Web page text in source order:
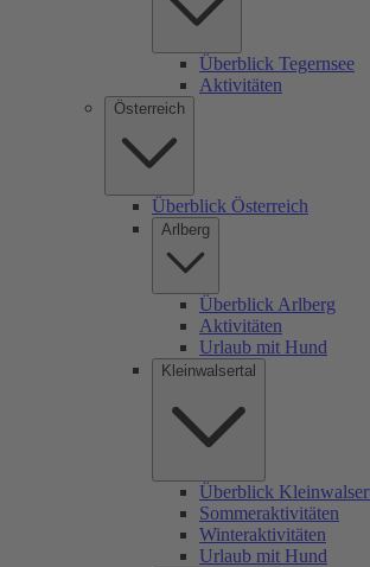
Überblick Tegernsee
Aktivitäten
Österreich
Überblick Österreich
Arlberg
Überblick Arlberg
Aktivitäten
Urlaub mit Hund
Kleinwalsertal
Überblick
Sommeraktivitäten
Winteraktivitäten
Urlaub mit Hund